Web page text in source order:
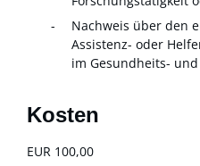
Nachweis über den
Assistenz- oder
im Gesundheits- und
Kosten
EUR 100,00